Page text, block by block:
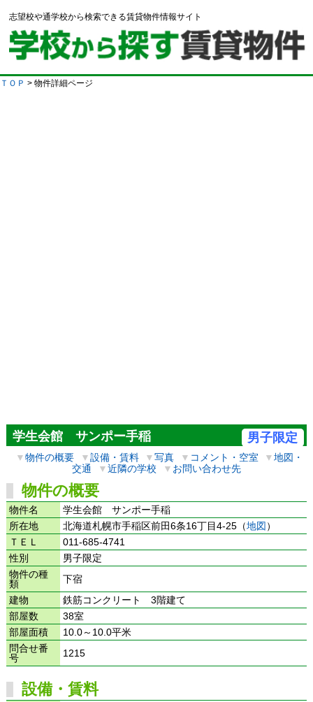
志望校や通学校から検索できる賃貸物件情報サイト
ＴＯＰ > 物件詳細ページ
学生会館 サンポー手稲 男子限定
▼物件の概要 ▼設備・賃料 ▼写真 ▼ コメント・空室 ▼地図・
交通
▼近隣の学校 ▼ お問い合わせ先
物件の概要
物件名
学生会館 サンポー手稲
所在地
北海道札幌市手稲区前田6条16丁目4-25（地図 ）
ＴＥＬ
011-685-4741
性別
男子限定
物件の種
類
下宿
建物
鉄筋コンクリート 3階建て
部屋数
38室
部屋面積
10.0～10.0平米
問合せ番
号
1215
設備・賃料